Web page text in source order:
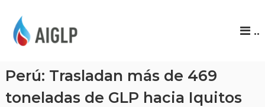
P
..
Perú: Trasladan más de 469
toneladas de GLP hacia Iquitos